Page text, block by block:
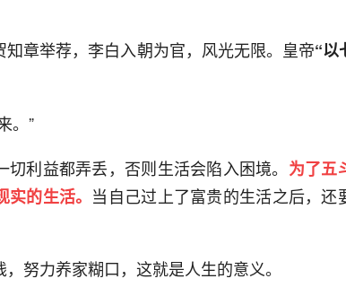
章举荐，李白入朝为官，风光无限。皇帝“以
。”
利益都弄丢，否则生活会陷入困境。 为了五
的生活。 当自己过上了富贵的生活之后，还
努力养家糊口，这就是人生的意义。